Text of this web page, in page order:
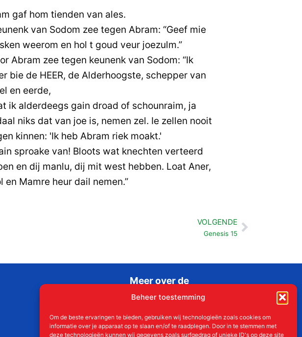
Beheer toestemming
Om de beste ervaringen te bieden, gebruiken wij technologieën zoals cookies om
informatie over je apparaat op te slaan en/of te raadplegen. Door in te stemmen met
deze technologieën kunnen wij gegevens zoals surfgedrag of unieke ID's op deze site
gaf hom tienden van ales.
van Sodom zee tegen Abram: “Geef mie
weerom en hol t goud veur joezulm.”
Abram zee tegen keunenk van Sodom: “Ik
bie de HEER, de Alderhoogste, schepper van
en eerde,
ik alderdeegs gain droad of schounraim, ja
niks dat van joe is, nemen zel. Ie zellen nooit
kinnen: 'Ik heb Abram riek moakt.'
sproake van! Bloots wat knechten verteerd
en dij manlu, dij mit west hebben. Loat Aner,
en Mamre heur dail nemen.”
VOLGENDE
Genesis 15Volgende
Meer over de
Liudgerstichten
Aanmelden als donateur